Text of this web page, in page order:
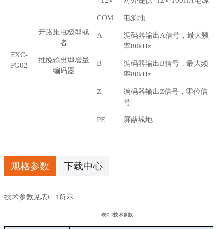
EXC-
PG02
开路集电极型或
者
推挽输出型增量
编码器
COM 电源地
A 编码器输出A信号，最大频
率80kHz
B 编码器输出B信号，最大频
率80kHz
Z 编码器输出Z信号，零位信
号
PE 屏蔽线地
规格参数 下载中心
技术参数见表C-1 所示
表C-1技术参数